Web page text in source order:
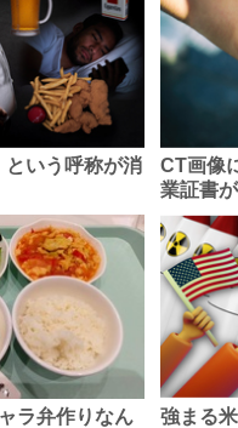
という呼称が消
CT画像
業証書
ラ弁作りなん
強まる